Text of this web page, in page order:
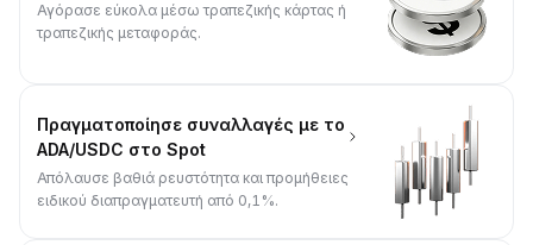
Αγόρασε εύκολα μέσω τραπεζικής κάρτας ή
τραπεζικής μεταφοράς.
Πραγματοποίησε συναλλαγές με το
ADA/USDC στο Spot
Απόλαυσε βαθιά ρευστότητα και προμήθειες
ειδικού διαπραγματευτή από 0,1%.